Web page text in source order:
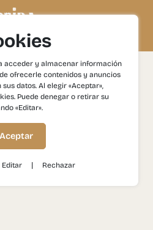
acceder y almacenar información
ofrecerle contenidos y anuncios
datos. Al elegir «Aceptar»,
Puede denegar o retirar su
«Editar».
Aceptar
Editar | Rechazar